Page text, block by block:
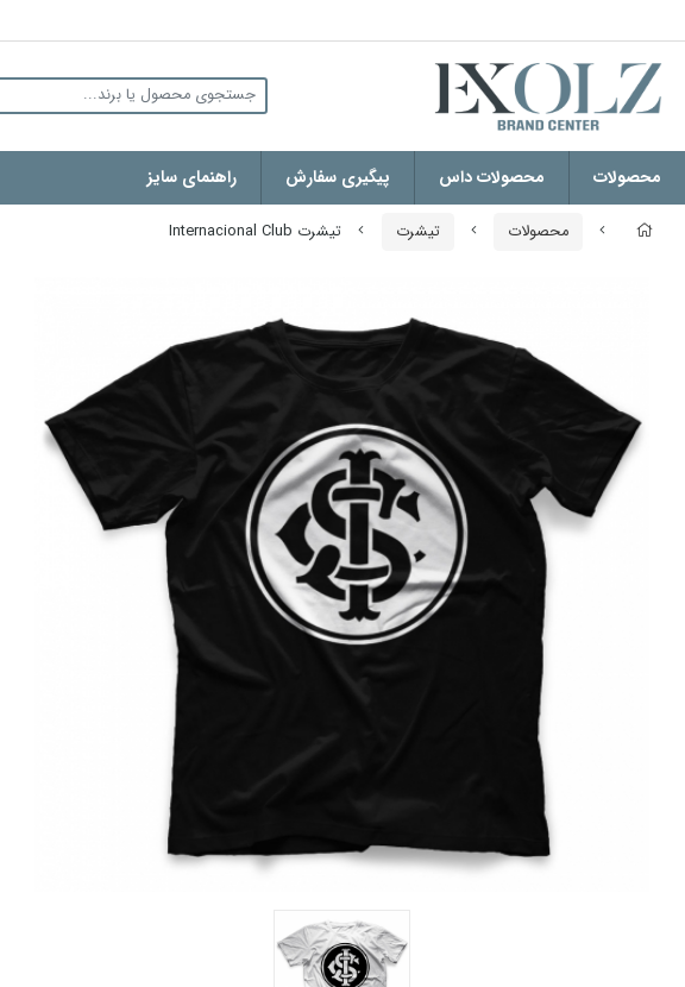
محصولات محصولات داس پیگیری سفارش راهنمای سایز
محصولات تیشرت تیشرت Internacional Club